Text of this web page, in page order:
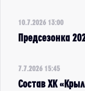
10.7.2026 13:00
Предсезонка
7.7.2026 15:45
Состав ХК